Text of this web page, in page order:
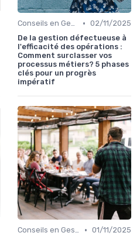
Conseils en Gestion de Patrimoine • 02/11/2025
De la gestion défectueuse à
l'efficacité des opérations :
Comment surclasser vos
processus métiers? 5 phases
clés pour un progrès
impératif
Conseils en Gestion de Patrimoine • 01/11/2025